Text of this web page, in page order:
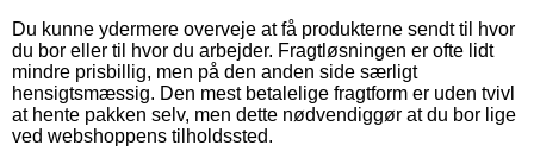
Du kunne ydermere overveje at få produkterne sendt til hvor
du bor eller til hvor du arbejder. Fragtløsningen er ofte lidt
mindre prisbillig, men på den anden side særligt
hensigtsmæssig. Den mest betalelige fragtform er uden tvivl
at hente pakken selv, men dette nødvendiggør at du bor lige
ved webshoppens tilholdssted.